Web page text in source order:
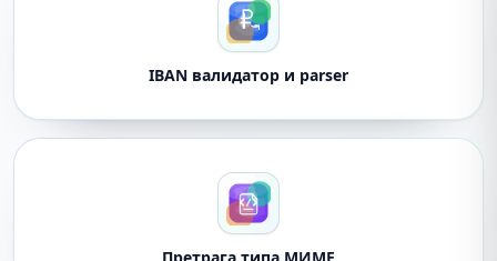
IBAN валидатор и parser